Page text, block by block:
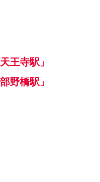
天王寺駅」
野橋駅」